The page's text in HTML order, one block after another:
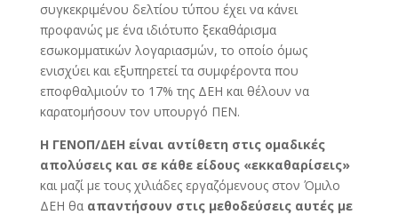
συγκεκριμένου δελτίου τύπου έχει να κάνει
προφανώς με ένα ιδιότυπο ξεκαθάρισμα
εσωκομματικών λογαριασμών, το οποίο όμως
ενισχύει και εξυπηρετεί τα συμφέροντα που
εποφθαλμιούν το 17% της ΔΕΗ και θέλουν να
καρατομήσουν τον υπουργό ΠΕΝ.
Η ΓΕΝΟΠ/ΔΕΗ είναι αντίθετη στις ομαδικές
απολύσεις και σε κάθε είδους «εκκαθαρίσεις»
και μαζί με τους χιλιάδες εργαζόμενους στον Όμιλο
ΔΕΗ θα απαντήσουν στις μεθοδεύσεις αυτές με